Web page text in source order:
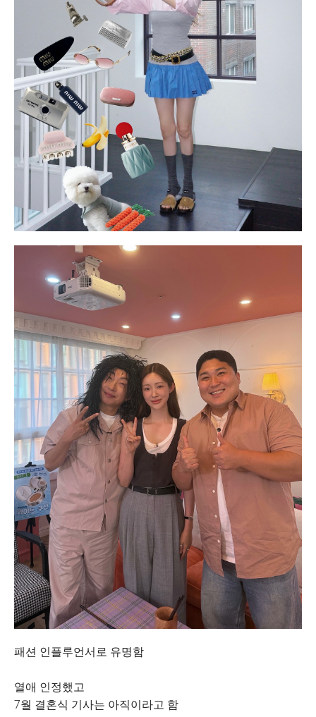
패션 인플루언서로 유명함
열애 인정했고
7월 결혼식 기사는 아직이라고 함